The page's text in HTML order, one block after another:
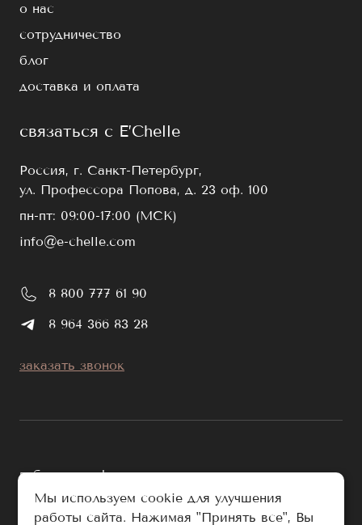
о нас
сотрудничество
блог
доставка и оплата
связаться с E’Chelle
Россия, г. Санкт-Петербург,
ул. Профессора Попова, д. 23 оф. 100
пн-пт: 09:00-17:00 (МСК)
info@e-chelle.com
8 800 777 61 90
8 964 366 83 28
заказать звонок
публичная оферта
политика обработки персональных данных
Мы используем cookie для улучшения
работы сайта. Нажимая "Принять все", Вы